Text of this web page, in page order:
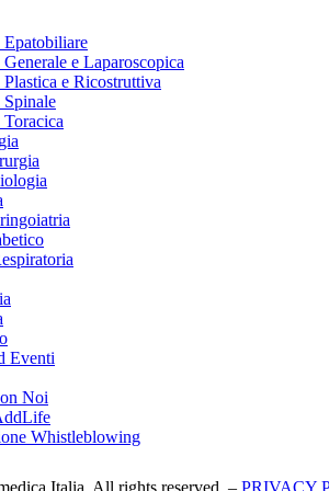
e Laparoscopica
e Ricostruttiva
Eventi
Noi
Whistleblowing